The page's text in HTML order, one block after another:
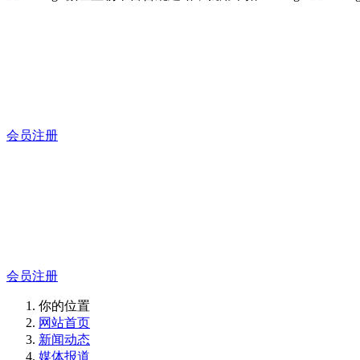
会员注册
会员注册
你的位置
网站首页
新闻动态
媒体报道